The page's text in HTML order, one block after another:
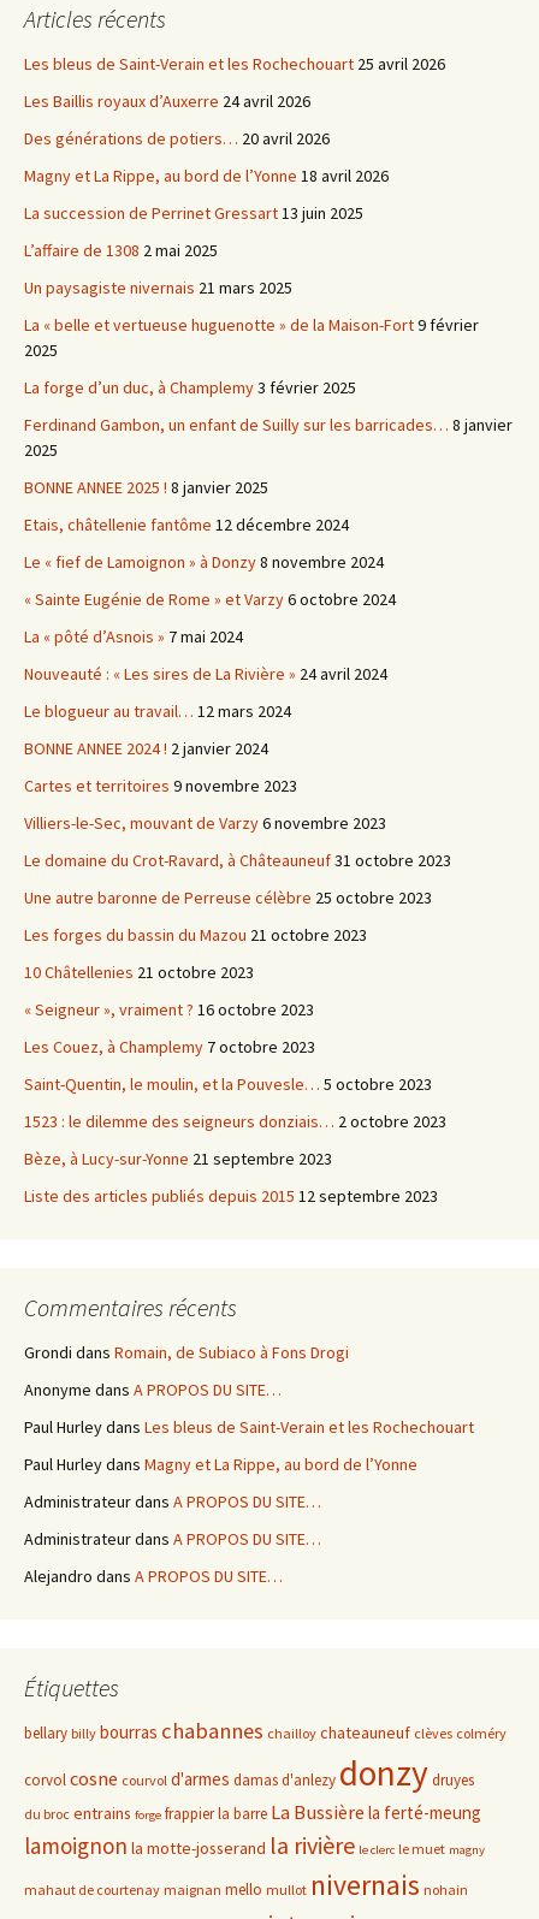
Articles récents
Les bleus de Saint-Verain et les Rochechouart 25 avril 2026
Les Baillis royaux d’Auxerre 24 avril 2026
Des générations de potiers… 20 avril 2026
Magny et La Rippe, au bord de l’Yonne 18 avril 2026
La succession de Perrinet Gressart13 juin 2025
L’affaire de 1308 2 mai 2025
Un paysagiste nivernais 21 mars 2025
La « belle et vertueuse huguenotte » de la Maison-Fort9 février
2025
La forge d’un duc, à Champlemy3 février 2025
Ferdinand Gambon, un enfant de Suilly sur les barricades… 8 janvier
2025
BONNE ANNEE 2025 ! 8 janvier 2025
Etais, châtellenie fantôme 12 décembre 2024
Le « fief de Lamoignon » à Donzy8 novembre 2024
« Sainte Eugénie de Rome » et Varzy6 octobre 2024
La « pôté d’Asnois » 7 mai 2024
Nouveauté : « Les sires de La Rivière » 24 avril 2024
Le blogueur au travail… 12 mars 2024
BONNE ANNEE 2024 ! 2 janvier 2024
Cartes et territoires 9 novembre 2023
Villiers-le-Sec, mouvant de Varzy6 novembre 2023
Le domaine du Crot-Ravard, à Châteauneuf31 octobre 2023
Une autre baronne de Perreuse célèbre 25 octobre 2023
Les forges du bassin du Mazou 21 octobre 2023
10 Châtellenies 21 octobre 2023
« Seigneur », vraiment ? 16 octobre 2023
Les Couez, à Champlemy 7 octobre 2023
Saint-Quentin, le moulin, et la Pouvesle… 5 octobre 2023
1523 : le dilemme des seigneurs donziais… 2 octobre 2023
Bèze, à Lucy-sur-Yonne 21 septembre 2023
Liste des articles publiés depuis 2015 12 septembre 2023
Commentaires récents
Grondi dans Romain, de Subiaco à Fons Drogi
Anonyme dans A PROPOS DU SITE…
Paul Hurleydans Les bleus de Saint-Verain et les Rochechouart
Paul Hurleydans Magny et La Rippe, au bord de l’Yonne
Administrateurdans A PROPOS DU SITE…
Administrateurdans A PROPOS DU SITE…
Alejandro dans A PROPOS DU SITE…
Étiquettes
bellary billy bourras chabannes chailloy chateauneuf clèves colméry
corvolcosne courvol d'armes damas d'anlezy donzydruyes
du broc entrains forge frappierla barre La Bussière la ferté-meung
lamoignon la motte-josserand la rivière le clerc le muet magny
mahaut de courtenay maignan mello mullot nivernais nohain